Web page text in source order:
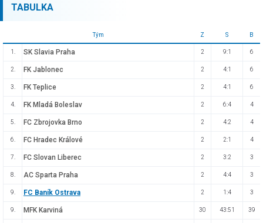
TABULKA
Tým Z S B
1. SK Slavia Praha 2 9:1 6
2. FK Jablonec 2 4:1 6
3. FK Teplice 2 4:1 6
4. FK Mladá Boleslav 2 6:4 4
5. FC Zbrojovka Brno 2 4:2 4
6. FC Hradec Králové 2 2:1 4
7. FC Slovan Liberec 2 3:2 3
8. AC Sparta Praha 2 4:4 3
9. FC Baník Ostrava 2 1:4 3
9. MFK Karviná 30 43:51 39